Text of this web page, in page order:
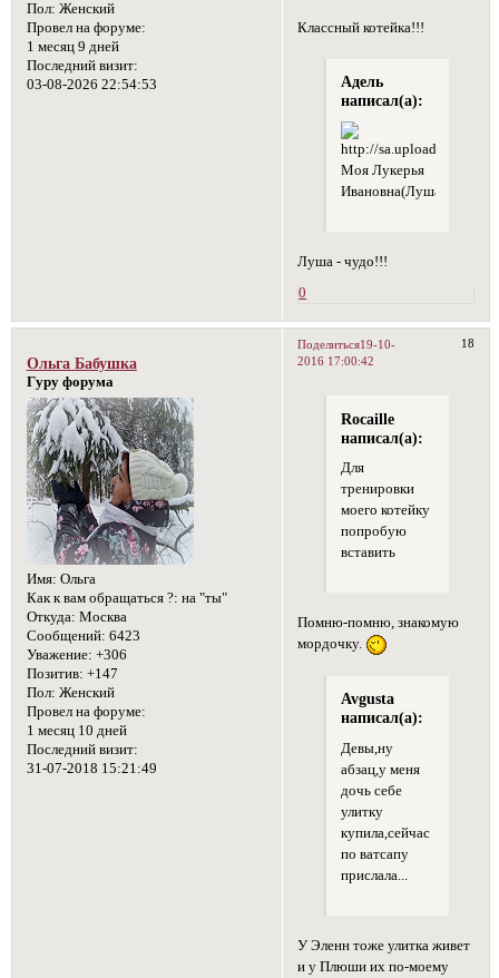
Пол: Женский
Провел на форуме:
1 месяц 9 дней
Последний визит:
03-08-2026 22:54:53
Классный котейка!!!
Адель
написал(а):
Моя Лукерья
Ивановна(Луша)
Луша - чудо!!!
0
Поделиться 18
19-10-
2016 17:00:42
Ольга Бабушка
Гуру форума
Имя: Ольга
Как к вам обращаться ?: на "ты"
Откуда: Москва
Сообщений: 6423
Уважение: +306
Позитив: +147
Пол: Женский
Провел на форуме:
1 месяц 10 дней
Последний визит:
31-07-2018 15:21:49
Rocaille
написал(а):
Для
тренировки
моего котейку
попробую
вставить
Помню-помню, знакомую
мордочку.
Avgusta
написал(а):
Девы,ну
абзац,у меня
дочь себе
улитку
купила,сейчас
по ватсапу
прислала...
У Эленн тоже улитка живет
и у Плюши их по-моему